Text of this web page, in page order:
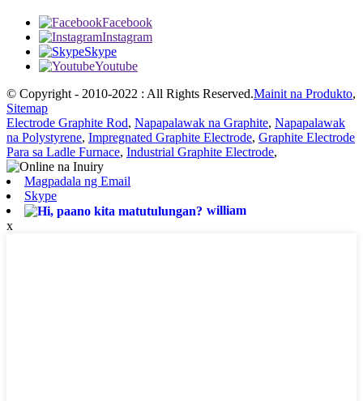
Facebook
Instagram
Skype
Youtube
© Copyright - 2010-2022 : All Rights Reserved.Mainit na Produkto,
Sitemap
Electrode Graphite Rod, Napapalawak na Graphite, Napapalawak
na Polystyrene, Impregnated Graphite Electrode, Graphite Electrode
Para sa Ladle Furnace, Industrial Graphite Electrode,
Magpadala ng Email
Skype
william
x